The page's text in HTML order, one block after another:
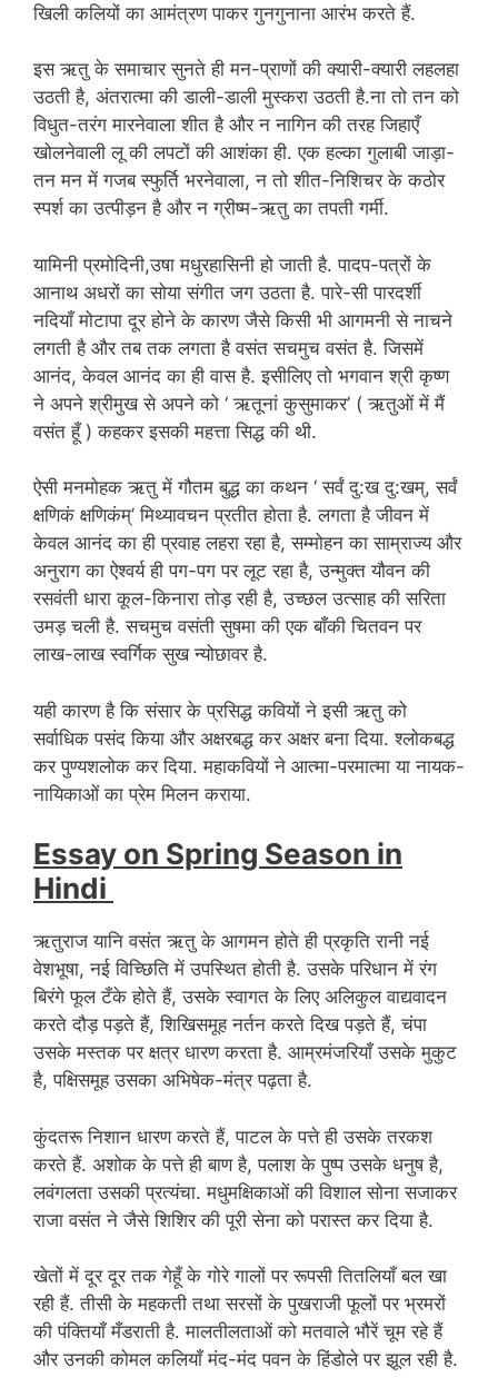
खिली कलियों का आमंत्रण पाकर गुनगुनाना आरंभ करते हैं.
इस ऋतु के समाचार सुनते ही मन-प्राणों की क्यारी-क्यारी लहलहा
उठती है, अंतरात्मा की डाली-डाली मुस्करा उठती है.ना तो तन को
विधुत-तरंग मारनेवाला शीत है और न नागिन की तरह जिहाएँ
खोलनेवाली लू की लपटों की आशंका ही. एक हल्का गुलाबी जाड़ा-
तन मन में गजब स्फुर्ति भरनेवाला, न तो शीत-निशिचर के कठोर
स्पर्श का उत्पीड़न है और न ग्रीष्म-ऋतु का तपती गर्मी.
यामिनी प्रमोदिनी,उषा मधुरहासिनी हो जाती है. पादप-पत्रों के
आनाथ अधरों का सोया संगीत जग उठता है. पारे-सी पारदर्शी
नदियाँ मोटापा दूर होने के कारण जैसे किसी भी आगमनी से नाचने
लगती है और तब तक लगता है वसंत सचमुच वसंत है. जिसमें
आनंद, केवल आनंद का ही वास है. इसीलिए तो भगवान श्री कृष्ण
ने अपने श्रीमुख से अपने को ‘ ऋतूनां कुसुमाकर’ ( ऋतुओं में मैं
वसंत हूँ ) कहकर इसकी महत्ता सिद्ध की थी.
ऐसी मनमोहक ऋतु में गौतम बुद्ध का कथन ‘ सर्वं दु:ख दु:खम्, सर्वं
क्षणिकं क्षणिकंम्’ मिथ्यावचन प्रतीत होता है. लगता है जीवन में
केवल आनंद का ही प्रवाह लहरा रहा है, सम्मोहन का साम्राज्य और
अनुराग का ऐश्वर्य ही पग-पग पर लूट रहा है, उन्मुक्त यौवन की
रसवंती धारा कूल-किनारा तोड़ रही है, उच्छल उत्साह की सरिता
उमड़ चली है. सचमुच वसंती सुषमा की एक बाँकी चितवन पर
लाख-लाख स्वर्गिक सुख न्योछावर है.
यही कारण है कि संसार के प्रसिद्ध कवियों ने इसी ऋतु को
सर्वाधिक पसंद किया और अक्षरबद्ध कर अक्षर बना दिया. श्लोकबद्ध
कर पुण्यशलोक कर दिया. महाकवियों ने आत्मा-परमात्मा या नायक-
नायिकाओं का प्रेम मिलन कराया.
Essay on Spring Season in
Hindi
ऋतुराज यानि वसंत ऋतु के आगमन होते ही प्रकृति रानी नई
वेशभूषा, नई विच्छिति में उपस्थित होती है. उसके परिधान में रंग
बिरंगे फूल टँके होते हैं, उसके स्वागत के लिए अलिकुल वाद्यवादन
करते दौड़ पड़ते हैं, शिखिसमूह नर्तन करते दिख पड़ते हैं, चंपा
उसके मस्तक पर क्षत्र धारण करता है. आम्रमंजरियाँ उसके मुकुट
है, पक्षिसमूह उसका अभिषेक-मंत्र पढ़ता है.
कुंदतरू निशान धारण करते हैं, पाटल के पत्ते ही उसके तरकश
करते हैं. अशोक के पत्ते ही बाण है, पलाश के पुष्प उसके धनुष है,
लवंगलता उसकी प्रत्यंचा. मधुमक्षिकाओं की विशाल सोना सजाकर
राजा वसंत ने जैसे शिशिर की पूरी सेना को परास्त कर दिया है.
खेतों में दूर दूर तक गेहूँ के गोरे गालों पर रूपसी तितलियाँ बल खा
रही हैं. तीसी के महकती तथा सरसों के पुखराजी फूलों पर भ्रमरों
की पंक्तियाँ मँडराती है. मालतीलताओं को मतवाले भौरें चूम रहे हैं
और उनकी कोमल कलियाँ मंद-मंद पवन के हिंडोले पर झूल रही है.